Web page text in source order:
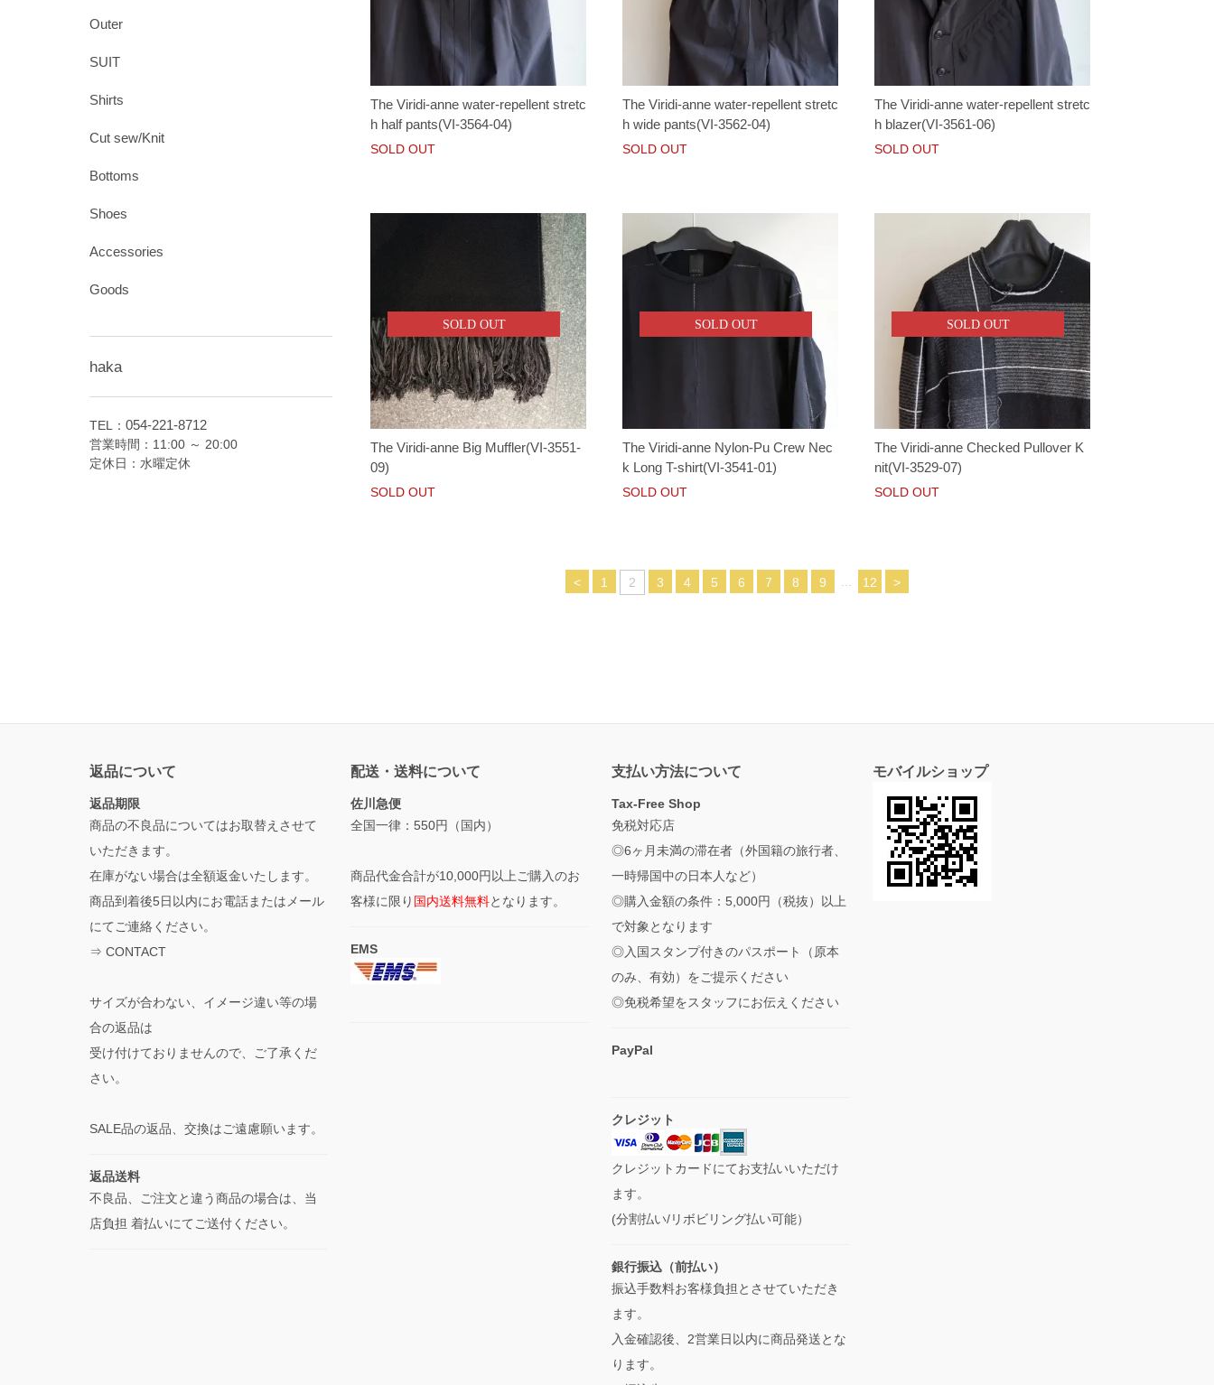
The Viridi-anne water-repellent stretc
h half pants(VI-3564-04)
SOLD OUT
The Viridi-anne water-repellent stretc
h wide pants(VI-3562-04)
SOLD OUT
The Viridi-anne water-repellent stretc
h blazer(VI-3561-06)
SOLD OUT
SOLD OUT
The Viridi-anne Big Muffler(VI-3551-
09)
SOLD OUT
SOLD OUT
The Viridi-anne Nylon-Pu Crew Nec
k Long T-shirt(VI-3541-01)
SOLD OUT
SOLD OUT
The Viridi-anne Checked Pullover K
nit(VI-3529-07)
SOLD OUT
< 1 2 3 4 5 6 7 8 9 ... 12 >
Outer
SUIT
Shirts
Cut sew/Knit
Bottoms
Shoes
Accessories
Goods
haka
TEL： 054-221-8712
営業時間：11:00 ～ 20:00
定休日：水曜定休
返品について
返品期限
商品の不良品についてはお取替えさせて
いただきます。
在庫がない場合は全額返金いたします。
商品到着後5日以内にお電話またはメール
にてご連絡ください。
⇒ CONTACT
サイズが合わない、イメージ違い等の場
合の返品は
受け付けておりませんので、ご了承くだ
さい。
SALE品の返品、交換はご遠慮願います。
返品送料
不良品、ご注文と違う商品の場合は、当
店負担 着払いにてご送付ください。
配送・送料について
佐川急便
全国一律：550円（国内）
商品代金合計が10,000円以上ご購入のお
客様に限り 国内送料無料となります。
EMS
支払い方法について
Tax-Free Shop
免税対応店
◎6ヶ月未満の滞在者（外国籍の旅行者、
一時帰国中の日本人など）
◎購入金額の条件：5,000円（税抜）以上
で対象となります
◎入国スタンプ付きのパスポート（原本
のみ、有効）をご提示ください
◎免税希望をスタッフにお伝えください
PayPal
クレジット
クレジットカードにてお支払いいただけ
ます。
(分割払い/リボビリング払い可能）
銀行振込（前払い）
振込手数料お客様負担とさせていただき
ます。
入金確認後、2営業日以内に商品発送とな
ります。
モバイルショップ